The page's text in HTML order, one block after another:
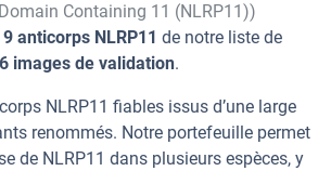
Containing 11 (NLRP11))
9 anticorps NLRP11 de notre liste de
6 images de validation.
NLRP11 fiables issus d’une large
renommés. Notre portefeuille permet
de NLRP11 dans plusieurs espèces, y